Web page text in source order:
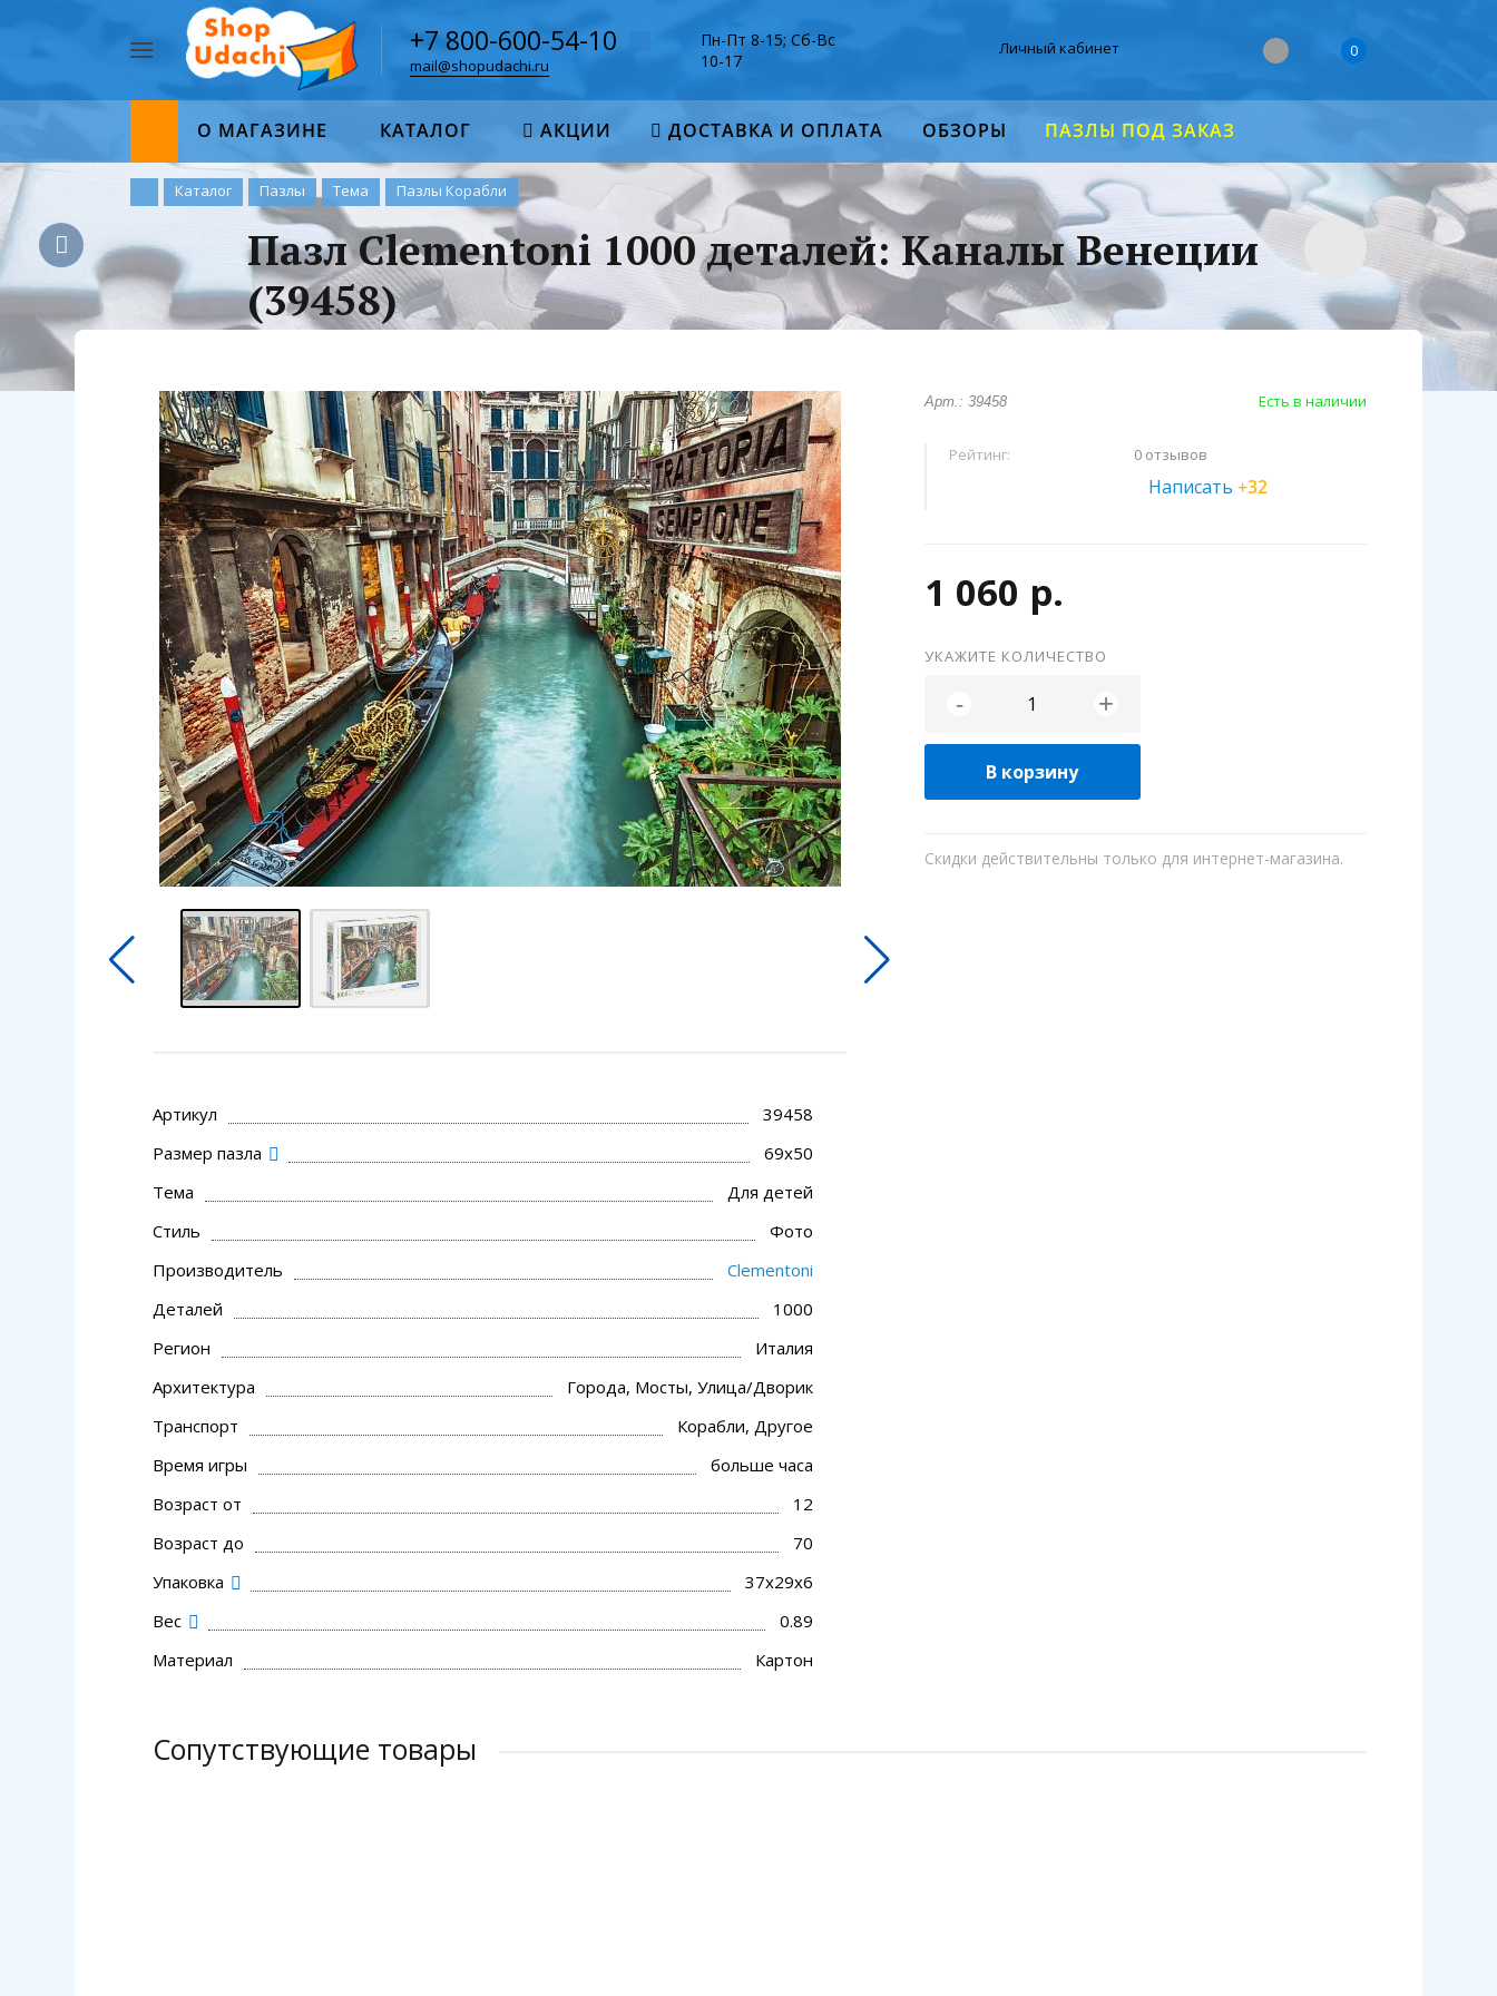
Найти
+7 800-600-54-10
mail@shopudachi.ru
Пн-Пт 8-15; Сб-Вс
10-17
Личный кабинет 0
О МАГАЗИНЕ КАТАЛОГ АКЦИИ ДОСТАВКА И ОПЛАТА ОБЗОРЫ ПАЗЛЫ ПОД ЗАКАЗ
Каталог Пазлы Тема Пазлы Корабли
Пазл Clementoni 1000 деталей: Каналы Венеции
(39458)
Артикул
39458
Размер пазла
69x50
Тема
Для детей
Стиль
Фото
Производитель
Clementoni
Деталей
1000
Регион
Италия
Архитектура
Города, Мосты, Улица/Дворик
Транспорт
Корабли, Другое
Время игры
больше часа
Возраст от
12
Возраст до
70
Упаковка
37x29x6
Вес
0.89
Материал
Картон
Арт.: 39458 Есть в наличии
Рейтинг: 0 отзывов
Написать+32
1 060 р.
УКАЖИТЕ КОЛИЧЕСТВО
- +
В корзину
Скидки действительны только для интернет-магазина.
Сопутствующие товары